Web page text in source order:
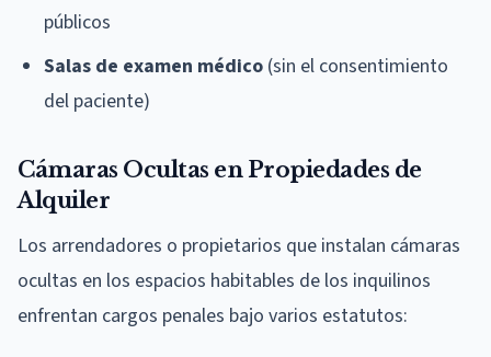
públicos
Salas de examen médico (sin el consentimiento
del paciente)
Cámaras Ocultas en Propiedades de
Alquiler
Los arrendadores o propietarios que instalan cámaras
ocultas en los espacios habitables de los inquilinos
enfrentan cargos penales bajo varios estatutos: